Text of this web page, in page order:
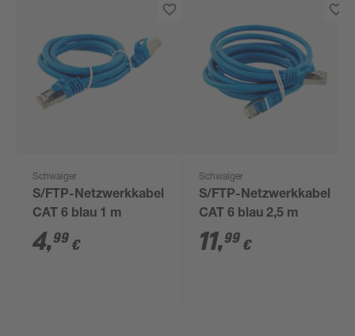
Schwaiger
S/FTP-Netzwerkkabel
CAT 6 blau 1 m
4,99 €
Schwaiger
S/FTP-Netzwerkkabel
CAT 6 blau 2,5 m
11,99 €